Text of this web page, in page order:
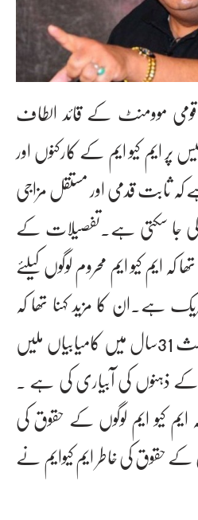
موومنٹ کے قائد الطاف
تاسیس پر ایم کیو ایم کے کارکنوں اور
کہ ثابت قدمی اور مستقل مزاجی
جا سکتی ہے۔تفصیلات کے
ایم کیو ایم محروم لوگوں کیلئے
ہے۔ان کا مزید کہنا تھا کہ
شہداءکی قربانیوں کے باعث 31سال میں کامیابیاں ملیں
ذہنوں کی آبیاری کی ہے ۔
ایم کیو ایم لوگوں کے حقوق کی
حقوق کی خاطر ایم کیوایم نے